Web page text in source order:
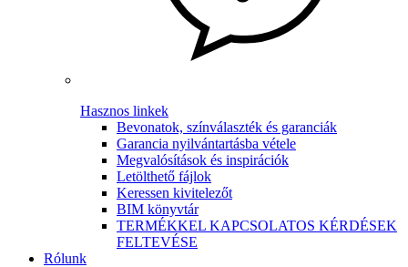
Hasznos linkek
Bevonatok, színválaszték és garanciák
Garancia nyilvántartásba vétele
Megvalósítások és inspirációk
Letölthető fájlok
Keressen kivitelezőt
BIM könyvtár
TERMÉKKEL KAPCSOLATOS KÉRDÉSEK
FELTEVÉSE
Rólunk